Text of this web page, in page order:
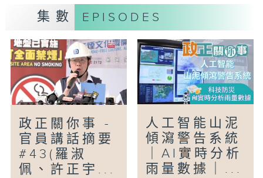
今集主持走進青富喜悅薈，一探長者們「活
到老、學到老」的精彩生活。
集數 EPISODES
政正關你事 -
官員講話摘要
#43(羅淑
佩、許正宇...
人工智能山泥
傾瀉警告系統
｜AI實時分析
雨量數據｜...